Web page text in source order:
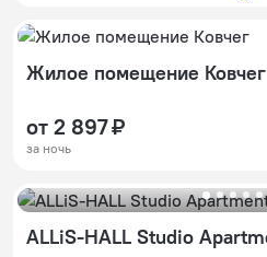
Жилое помещение Ковчег
от 2 897 ₽
за ночь